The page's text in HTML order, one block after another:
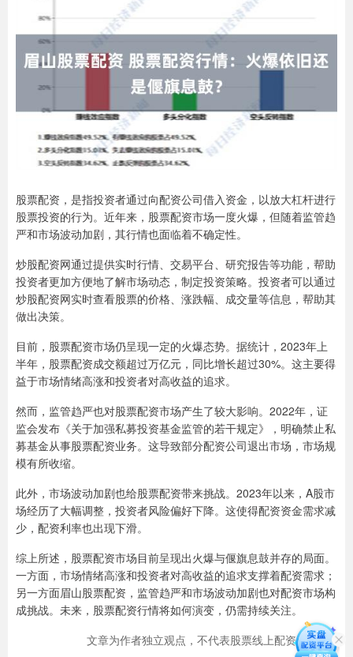
股票配资，是指投资者通过向配资公司借入资金，以放大杠杆进行
股票投资的行为。近年来，股票配资市场一度火爆，但随着监管趋
严和市场波动加剧，其行情也面临着不确定性。
炒股配资网通过提供实时行情、交易平台、研究报告等功能，帮助
投资者更加方便地了解市场动态，制定投资策略。投资者可以通过
炒股配资网实时查看股票的价格、涨跌幅、成交量等信息，帮助其
做出决策。
目前，股票配资市场仍呈现一定的火爆态势。据统计，2023年上
半年，股票配资成交额超过万亿元，同比增长超过30%。这主要得
益于市场情绪高涨和投资者对高收益的追求。
然而，监管趋严也对股票配资市场产生了较大影响。2022年，证
监会发布《关于加强私募投资基金监管的若干规定》，明确禁止私
募基金从事股票配资业务。这导致部分配资公司退出市场，市场规
模有所收缩。
此外，市场波动加剧也给股票配资带来挑战。2023年以来，A股市
场经历了大幅调整，投资者风险偏好下降。这使得配资资金需求减
少，配资利率也出现下滑。
综上所述，股票配资市场目前呈现出火爆与偃旗息鼓并存的局面。
一方面，市场情绪高涨和投资者对高收益的追求支撑着配资需求；
另一方面眉山股票配资，监管趋严和市场波动加剧也对配资市场构
成挑战。未来，股票配资行情将如何演变，仍需持续关注。
文章为作者独立观点，不代表股票线上配资网观点